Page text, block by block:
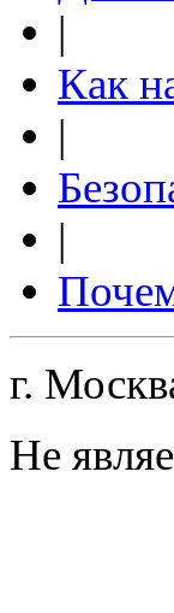
|
Как
|
|
г.
Не